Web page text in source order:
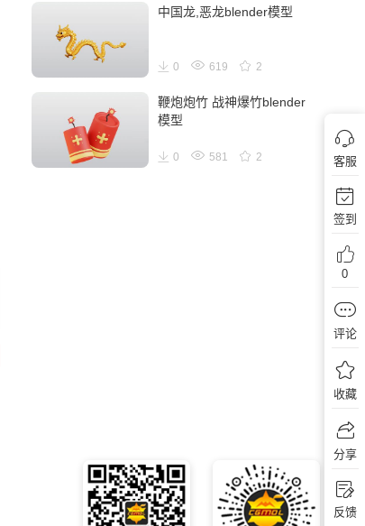
中国龙,恶龙blender模型
0 619 2
鞭炮炮竹 战神爆竹blender
模型
0 581 2 客服
签到
0
评论
收藏
分享
反馈